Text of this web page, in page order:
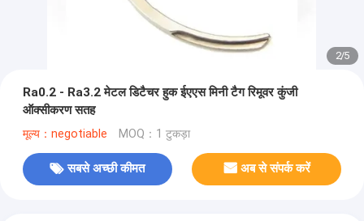
2/5
Ra0.2 - Ra3.2 मेटल डिटैचर हुक ईएएस मिनी टैग रिमूवर कुंजी
ऑक्सीकरण सतह
मूल्य：negotiable MOQ：1 टुकड़ा
सबसे अच्छी कीमत अब से संपर्क करें